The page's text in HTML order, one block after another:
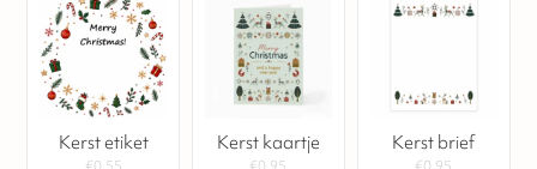
Kerst etiket Kerst kaartje Kerst brief